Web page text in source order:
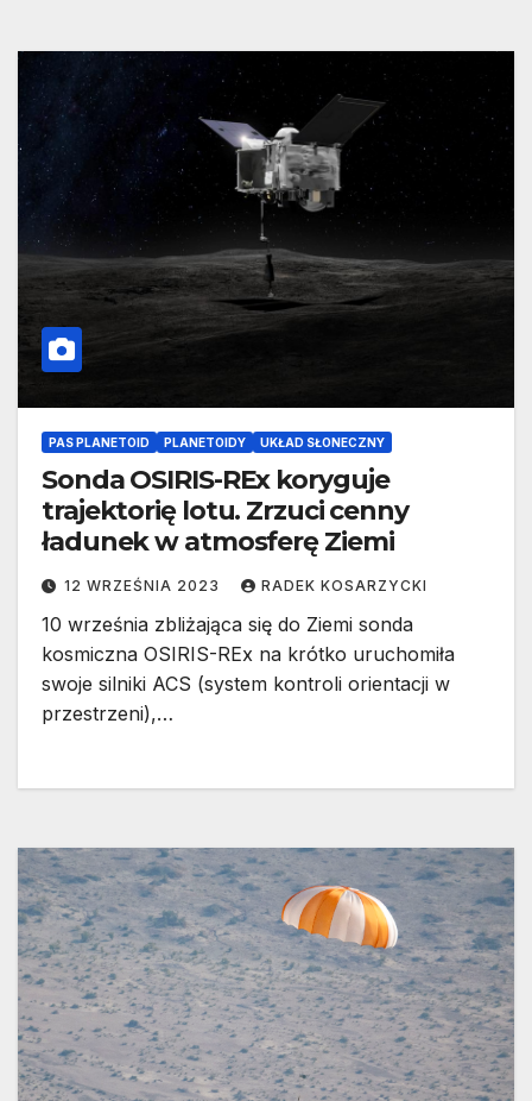
PAS PLANETOID PLANETOIDY UKŁAD SŁONECZNY
Sonda OSIRIS-REx koryguje
trajektorię lotu. Zrzuci cenny
ładunek w atmosferę Ziemi
12 WRZEŚNIA 2023 RADEK KOSARZYCKI
10 września zbliżająca się do Ziemi sonda
kosmiczna OSIRIS-REx na krótko uruchomiła
swoje silniki ACS (system kontroli orientacji w
przestrzeni),…